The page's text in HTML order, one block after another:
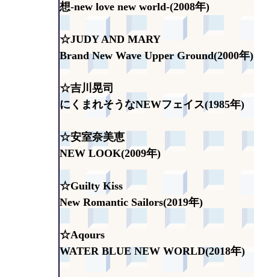
想-new love new world-(2008年)
☆JUDY AND MARY
Brand New Wave Upper Ground(2000年)
☆吉川晃司
にくまれそうなNEWフェイス(1985年)
☆安室奈美恵
NEW LOOK(2009年)
☆Guilty Kiss
New Romantic Sailors(2019年)
☆Aqours
WATER BLUE NEW WORLD(2018年)